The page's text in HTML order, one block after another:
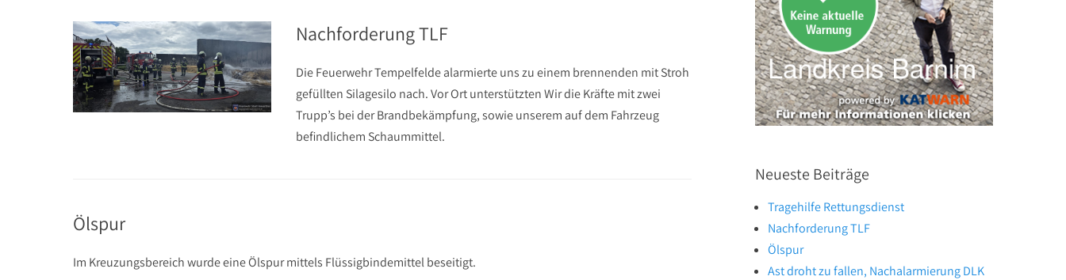
Nachforderung TLF
Die Feuerwehr Tempelfelde alarmierte uns zu einem brennenden mit Stroh
gefüllten Silagesilo nach. Vor Ort unterstützten Wir die Kräfte mit zwei
Trupp’s bei der Brandbekämpfung, sowie unserem auf dem Fahrzeug
befindlichem Schaummittel.
Ölspur
Im Kreuzungsbereich wurde eine Ölspur mittels Flüssigbindemittel beseitigt.
Neueste Beiträge
Tragehilfe Rettungsdienst
Nachforderung TLF
Ölspur
Ast droht zu fallen, Nachalarmierung DLK